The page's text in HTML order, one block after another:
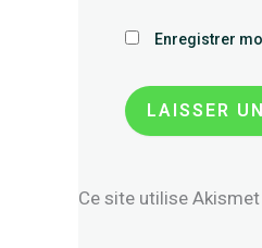
Enregistrer
Ce site utilise